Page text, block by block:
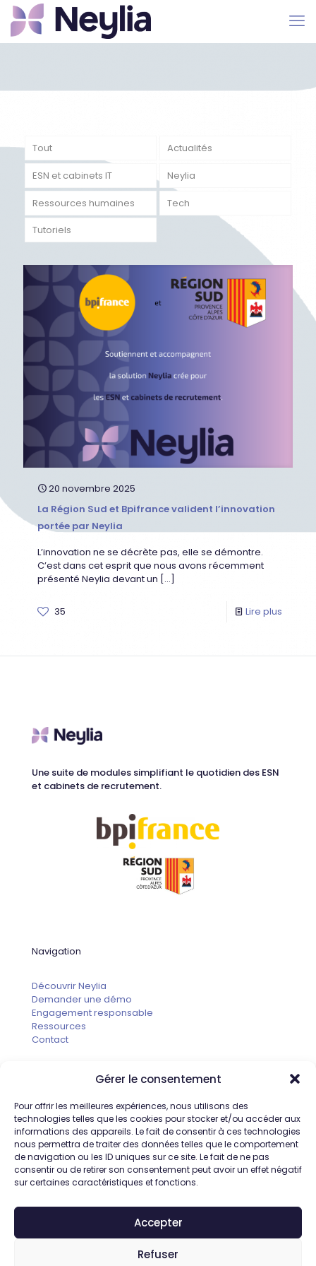
Gérer le consentement
Pour offrir les meilleures expériences, nous utilisons des
technologies telles que les cookies pour stocker et/ou accéder aux
informations des appareils. Le fait de consentir à ces technologies
nous permettra de traiter des données telles que le comportement
de navigation ou les ID uniques sur ce site. Le fait de ne pas
consentir ou de retirer son consentement peut avoir un effet négatif
sur certaines caractéristiques et fonctions.
Accepter
Refuser
Tout Actualités
ESN et cabinets IT Neylia
Ressources humaines Tech
Tutoriels
20 novembre 2025
La Région Sud et Bpifrance valident l’innovation
portée par Neylia
L’innovation ne se décrète pas, elle se démontre.
C’est dans cet esprit que nous avons récemment
présenté Neylia devant un […]
35 Lire plus
Une suite de modules simplifiant le quotidien des ESN
et cabinets de recrutement.
Navigation
Découvrir Neylia
Demander une démo
Engagement responsable
Ressources
Contact
Neylia
1200 Route des Lucioles
06410 SOPHIA ANTIPOLIS
France